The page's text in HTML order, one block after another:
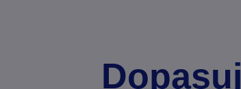
Dopasuj